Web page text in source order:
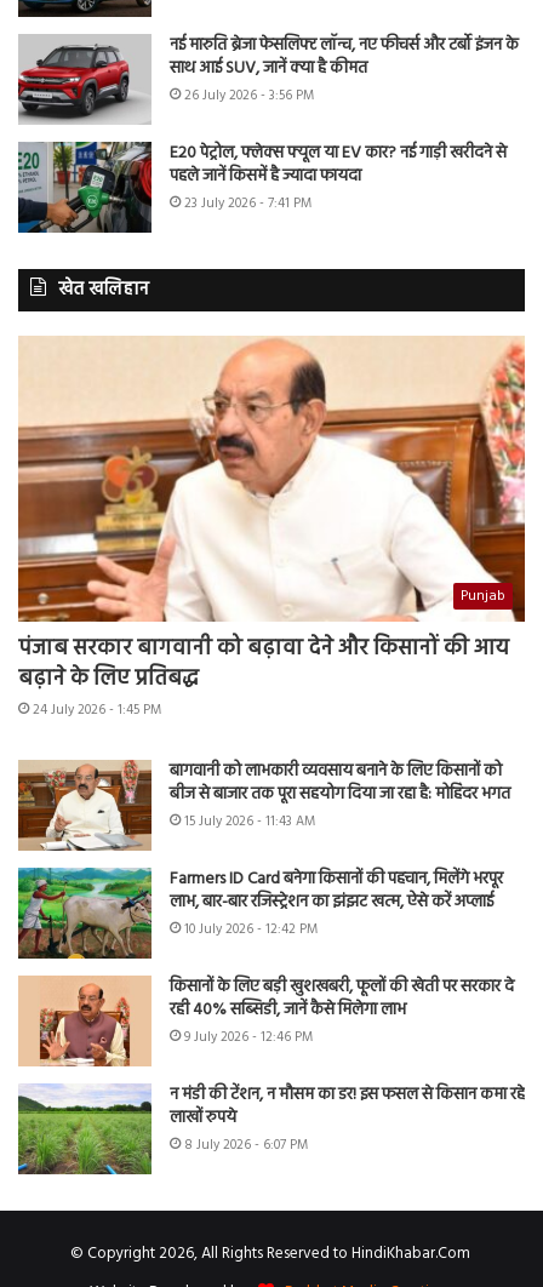
नई मारुति ब्रेजा फेसलिफ्ट लॉन्च, नए फीचर्स और टर्बो इंजन के
साथ आई SUV, जानें क्या है कीमत
26 July 2026 - 3:56 PM
E20 पेट्रोल, फ्लेक्स फ्यूल या EV कार? नई गाड़ी खरीदने से
पहले जानें किसमें है ज्यादा फायदा
23 July 2026 - 7:41 PM
खेत खलिहान
Punjab
पंजाब सरकार बागवानी को बढ़ावा देने और किसानों की आय
बढ़ाने के लिए प्रतिबद्ध
24 July 2026 - 1:45 PM
बागवानी को लाभकारी व्यवसाय बनाने के लिए किसानों को
बीज से बाजार तक पूरा सहयोग दिया जा रहा है: मोहिंदर भगत
15 July 2026 - 11:43 AM
Farmers ID Card बनेगा किसानों की पहचान, मिलेंगे भरपूर
लाभ, बार-बार रजिस्ट्रेशन का झंझट खत्म, ऐसे करें अप्लाई
10 July 2026 - 12:42 PM
किसानों के लिए बड़ी खुशखबरी, फूलों की खेती पर सरकार दे
रही 40% सब्सिडी, जानें कैसे मिलेगा लाभ
9 July 2026 - 12:46 PM
न मंडी की टेंशन, न मौसम का डर! इस फसल से किसान कमा रहे
लाखों रुपये
8 July 2026 - 6:07 PM
© Copyright 2026, All Rights Reserved to HindiKhabar.Com